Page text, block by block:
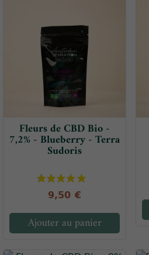
Fleurs de CBD Bio -
7,2% - Blueberry - Terra
Sudoris
9,50 €
Ajouter au panier